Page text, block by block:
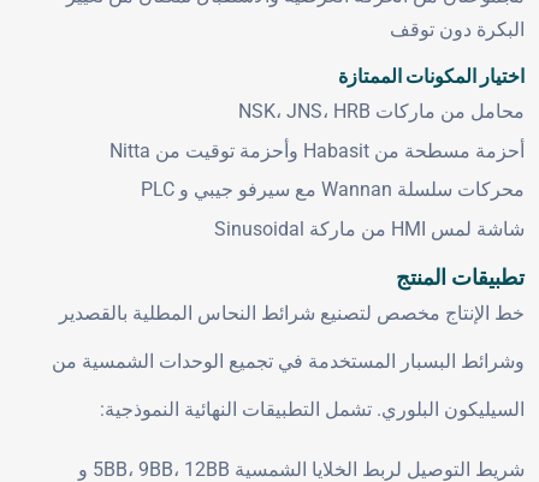
البكرة دون توقف
اختيار المكونات الممتازة
محامل من ماركات NSK، JNS، HRB
أحزمة مسطحة من Habasit وأحزمة توقيت من Nitta
محركات سلسلة Wannan مع سيرفو جيبي و PLC
شاشة لمس HMI من ماركة Sinusoidal
تطبيقات المنتج
خط الإنتاج مخصص لتصنيع شرائط النحاس المطلية بالقصدير
وشرائط البسبار المستخدمة في تجميع الوحدات الشمسية من
السيليكون البلوري. تشمل التطبيقات النهائية النموذجية:
شريط التوصيل لربط الخلايا الشمسية 5BB، 9BB، 12BB و